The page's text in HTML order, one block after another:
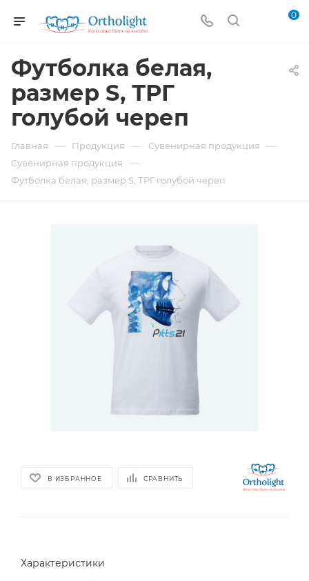
0
Футболка белая,
размер S, ТРГ
голубой череп
Главная — Продукция — Сувенирная продукция —
Сувенирная продукция —
Футболка белая, размер S, ТРГ голубой череп
В ИЗБРАННОЕ СРАВНИТЬ
Характеристики